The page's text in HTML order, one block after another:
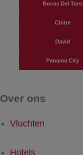
Bocas Del Toro
Chitre
David
Panama City
Over ons
Vluchten
Hotels